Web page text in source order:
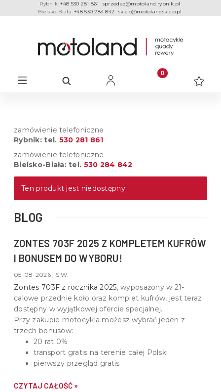
Rybnik +48 530 281 861
sprzedaz@motoland.rybnik.pl
Bielsko-Biała +48 530 284 842 sklep@motolandsklep.pl
zamówienie telefoniczne
Rybnik: tel. 530 281 861
zamówienie telefoniczne
Bielsko-Biała: tel. 530 284 842
Ten produkt jest niedostępny.
BLOG
ZONTES 703F 2025 Z KOMPLETEM KUFRÓW
I BONUSEM DO WYBORU!
05-08-2026 , S.W.
Zontes 703F z rocznika 2025, wyposażony w 21-
calowe przednie koło oraz komplet kufrów, jest teraz
dostępny w wyjątkowej ofercie specjalnej.
Przy zakupie motocykla możesz wybrać jeden z
trzech bonusów:
20 rat 0%
transport gratis na terenie całej Polski
pierwszy przegląd gratis
CZYTAJ CAŁOŚĆ »